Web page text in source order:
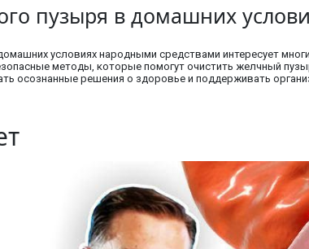
пузыря в домашних
условиях народными средствами интересует
методы, которые помогут очистить желчный
осознанные решения о здоровье и поддерживать